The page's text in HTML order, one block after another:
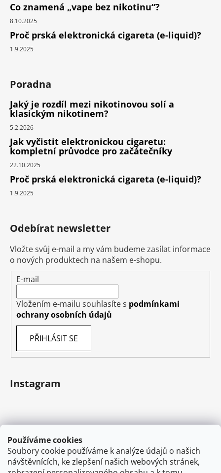
Používáme cookies
Soubory cookie používáme k analýze údajů o našich
návštěvnících, ke zlepšení našich webových stránek,
Co znamená „vape bez nikotinu“?
8.10.2025
Proč prská elektronická cigareta (e-liquid)?
1.9.2025
Poradna
Jaký je rozdíl mezi nikotinovou solí a
klasickým nikotinem?
5.2.2026
Jak vyčistit elektronickou cigaretu:
kompletní průvodce pro začátečníky
22.10.2025
Proč prská elektronická cigareta (e-liquid)?
1.9.2025
Odebírat newsletter
Vložte svůj e-mail a my vám budeme zasílat informace
o nových produktech na našem e-shopu.
E-mail
Vložením e-mailu souhlasíte s podmínkami
ochrany osobních údajů
PŘIHLÁSIT SE
Instagram